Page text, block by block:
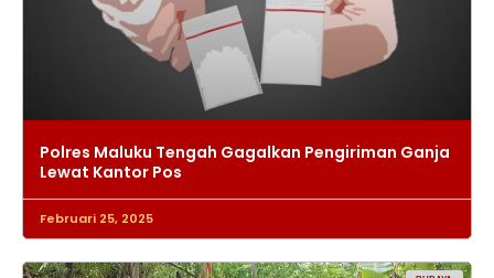
Polres Maluku Tengah Gagalkan Pengiriman Ganja
Lewat Kantor Pos
Februari 25, 2025